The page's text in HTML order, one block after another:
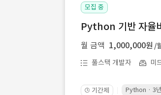
모집 중
Python 기반 자율
월 금액 1,000,000원 /
풀스택 개발자 미
🕒 기간제 Python · 3